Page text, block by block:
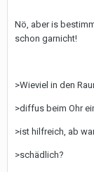
Nö, aber is
schon garnicht!
>Wieviel in den
>diffus beim Ohr
>ist hilfreich, ab
>schädlich?